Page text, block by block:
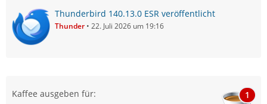
Thunderbird 140.13.0 ESR veröffentlicht
Thunder 22. Juli 2026 um 19:16
Kaffee ausgeben für: 1